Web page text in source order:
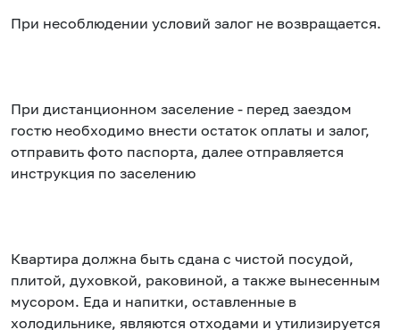
При несоблюдении условий залог не возвращается.
При дистанционном заселение - перед заездом
гостю необходимо внести остаток оплаты и залог,
отправить фото паспорта, далее отправляется
инструкция по заселению
Квартира должна быть сдана с чистой посудой,
плитой, духовкой, раковиной, а также вынесенным
мусором. Еда и напитки, оставленные в
холодильнике, являются отходами и утилизируется